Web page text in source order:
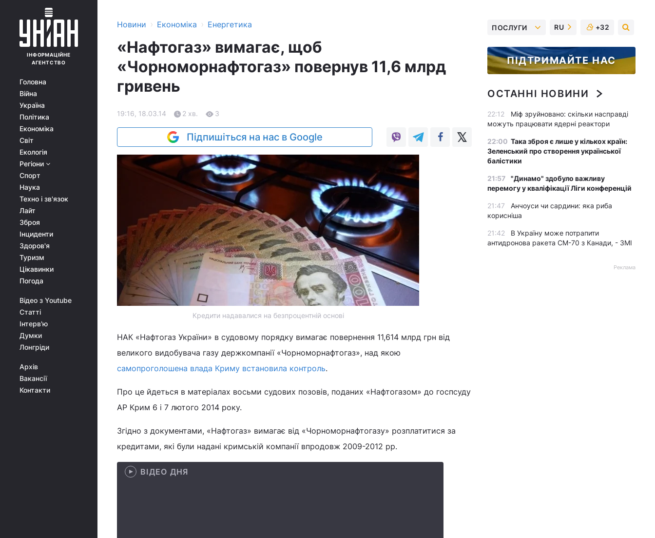
ІНФОРМАЦІЙНЕ
АГЕНТСТВО
Головна
Війна
Україна
Політика
Економіка
Світ
Екологія
Регіони
Спорт
Наука
Техно і зв'язок
Лайт
Зброя
Інциденти
Здоров'я
Туризм
Цікавинки
Погода
Відео з Youtube
Статті
Інтерв'ю
Думки
Лонгріди
Архів
Вакансії
Контакти
Новини › Економіка › Енергетика
«Нафтогаз» вимагає, щоб
«Чорноморнафтогаз» повернув 11,6 млрд
гривень
19:16, 18.03.14 2 хв. 3
Підпишіться на нас в Google
Кредити надавалися на безпроцентній основі
НАК «Нафтогаз України» в судовому порядку вимагає повернення 11,614 млрд грн від
великого видобувача газу держкомпанії «Чорноморнафтогаз», над якою
самопроголошена влада Криму встановила контроль.
Про це йдеться в матеріалах восьми судових позовів, поданих «Нафтогазом» до госпсуду
АР Крим 6 і 7 лютого 2014 року.
Згідно з документами, «Нафтогаз» вимагає від «Чорноморнафтогазу» розплатитися за
кредитами, які були надані кримській компанії впродовж 2009-2012 рр.
ВІДЕО ДНЯ
ПОСЛУГИ RU +32
ПІДТРИМАЙТЕ НАС
ОСТАННІ НОВИНИ
22:12
Міф зруйновано: скільки насправді
можуть працювати ядерні реактори
22:00 Така зброя є лише у кількох країн:
Зеленський про створення української
балістики
21:57
"Динамо" здобуло важливу
перемогу у кваліфікації Ліги конференцій
21:47
Анчоуси чи сардини: яка риба
корисніша
21:42
В Україну може потрапити
антидронова ракета CM-70 з Канади, - ЗМІ
Реклама